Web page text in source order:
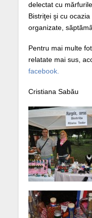
delectat cu
Bistriţei şi cu
organizate,
Pentru mai multe
relatate mai sus,
facebook.
Cristiana Sabău